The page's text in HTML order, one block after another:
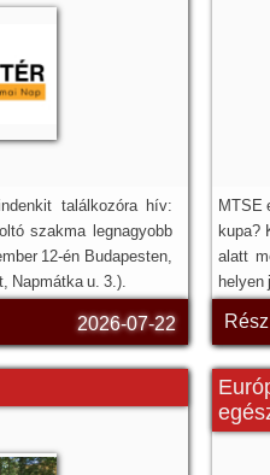
találkozóra hív:
szakma legnagyobb
12-én Budapesten,
Napmátka u. 3.).
2026-07-22
MTSE
kupa?
alatt
helyen